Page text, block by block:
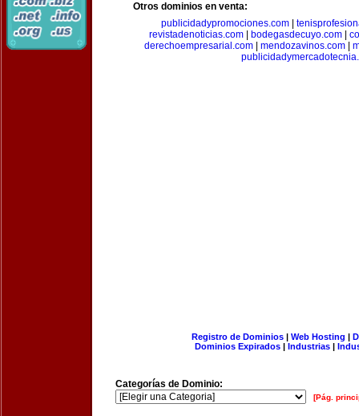
Otros dominios en venta:
publicidadypromociones.com
revistadenoticias.com
bodegasdecuyo.com
derechoempresarial.com
mendozavinos.com
Registro de Dominios| Web Hosting |
Dominios Expirados | Industrias |
Categorías de Dominio:
[Pág.